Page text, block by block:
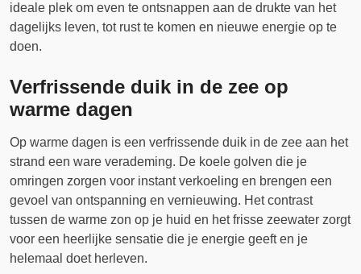
ideale plek om even te ontsnappen aan de drukte van het
dagelijks leven, tot rust te komen en nieuwe energie op te
doen.
Verfrissende duik in de zee op
warme dagen
Op warme dagen is een verfrissende duik in de zee aan het
strand een ware verademing. De koele golven die je
omringen zorgen voor instant verkoeling en brengen een
gevoel van ontspanning en vernieuwing. Het contrast
tussen de warme zon op je huid en het frisse zeewater zorgt
voor een heerlijke sensatie die je energie geeft en je
helemaal doet herleven.